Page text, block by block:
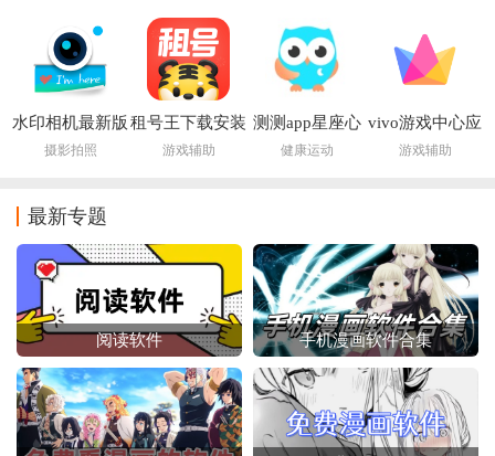
水印相机最新版
本下载2026免费
摄影拍照
租号王下载安装
2026
游戏辅助
测测app星座心
理情感问答社区
健康运动
vivo游戏中心应
用市场app
游戏辅助
最新专题
阅读软件 手机漫画软件合集